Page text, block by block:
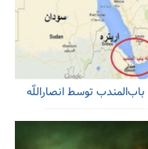
توسط انصاراللّه